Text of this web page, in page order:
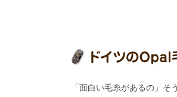
「面白い毛糸があるの」そ